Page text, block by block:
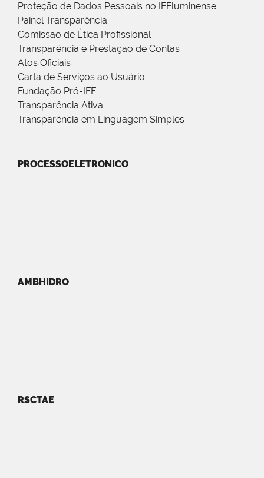
Proteção de Dados Pessoais no IFFluminense
Painel Transparência
Comissão de Ética Profissional
Transparência e Prestação de Contas
Atos Oficiais
Carta de Serviços ao Usuário
Fundação Pró-IFF
Transparência Ativa
Transparência em Linguagem Simples
PROCESSOELETRONICO
AMBHIDRO
RSCTAE